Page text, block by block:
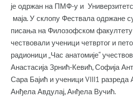
је одржан на ПМФ-у и
маја. У склопу Фествала одржане
писања на Филозофском факултету
чествовали ученици четвртог и
радионици „Час анатомије“
Анастасија Зрнић-Кевић, Софија
Сара Бајић и ученици VIII1
Анђела Авдулај, Анђела Вучић.